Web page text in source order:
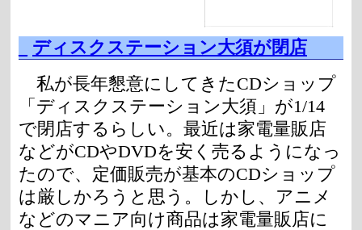
ディスクステーション大須が閉店
私が長年懇意にしてきたCDショップ
「ディスクステーション大須」が1/14
で閉店するらしい。最近は家電量販店
などがCDやDVDを安く売るようになっ
たので、定価販売が基本のCDショップ
は厳しかろうと思う。しかし、アニメ
などのマニア向け商品は家電量販店に